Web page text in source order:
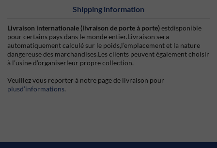
Shipping information
Livraison internationale (livraison de porte à porte)estdisponible
pour certains pays dans le monde entier.Livraison sera
automatiquement calculé sur le poids,l’emplacement et la nature
dangereuse des marchandises.Les clients peuvent également choisir
à l’usine d’organiserleur propre collection.
Veuillez vous reporter à notre page de livraison pour
plusd’informations.